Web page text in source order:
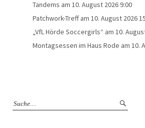
Tandems am 10. August 2026 9:00
Patchwork-Treffam 10. August 2026
„VfL Hörde Soccergirls“ am 10.
Montagsessen im Haus Rode am 10.